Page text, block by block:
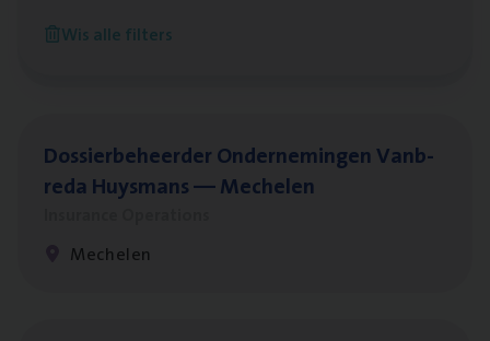
Wis alle filters
Antwerpen
Dos­sier­be­heer­der Onder­ne­min­gen Van­b­
re­da Huys­mans — Mechelen
Mechelen